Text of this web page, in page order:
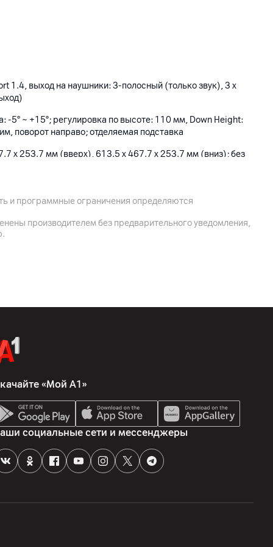
1.4, выход на наушники: 3-полосный (только звук), 3 х
-5° ~ +15°; регулировка по высоте: 110 мм, Down Height:
поворот направо; отделяемая подставка
x 253.7 мм (вверх), 613.5 x 467.7 x 253.7 мм (вниз); без
до 200 Гц; поддержка VESА Display HDR 400; поддержка
220019, Минский район, Щомыслицкий сельсовет, пер.
Инк., LG Твин Тауэрс 20, Эуидо-дон, Эонгдэунпо-гу Сеул,
и программные ограничения определяются
производителем без предварительного уведомления,
«Мой А1»
социальные сети и мессенджеры